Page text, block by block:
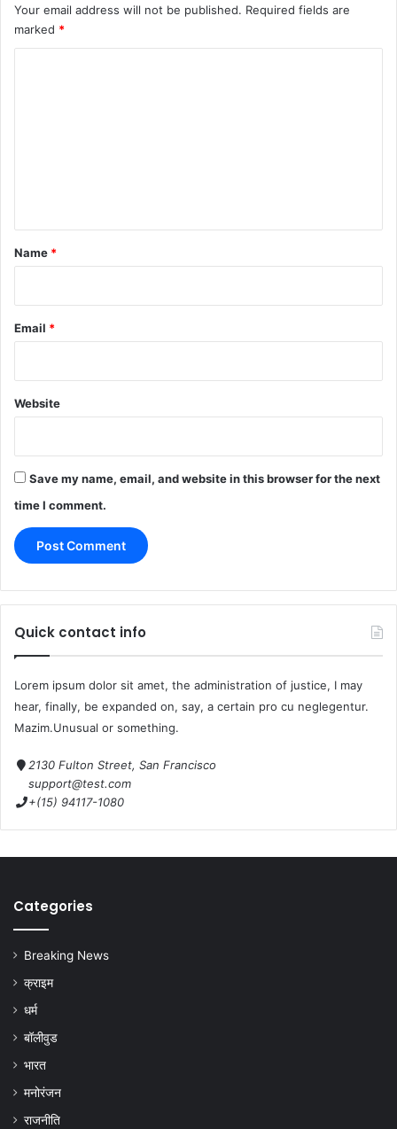
Your email address will not be published. Required fields are
marked *
*
Name *
Email *
Website
Save my name, email, and website in this browser for the next
time I comment.
Quick contact info
Lorem ipsum dolor sit amet, the administration of justice, I may
hear, finally, be expanded on, say, a certain pro cu neglegentur.
Mazim.Unusual or something.
2130 Fulton Street, San Francisco
support@test.com
+(15) 94117-1080
Categories
Breaking News
क्राइम
धर्म
बॉलीवुड
भारत
मनोरंजन
राजनीति